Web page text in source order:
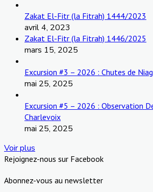
Zakat El-Fitr (la Fitrah) 1444/2023
avril 4, 2023
Zakat El-Fitr (la Fitrah) 1446/2025
mars 15, 2025
Excursion #3 – 2026 : Chutes de
mai 25, 2025
Excursion #5 – 2026 : Observation
Charlevoix
mai 25, 2025
Voir plus
Rejoignez-nous sur Facebook
Abonnez-vous au newsletter